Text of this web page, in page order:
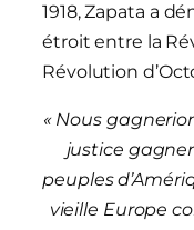
1918, Zapata a
étroit entre la
Révolution
« Nous
justice
peuples
vieille Europe